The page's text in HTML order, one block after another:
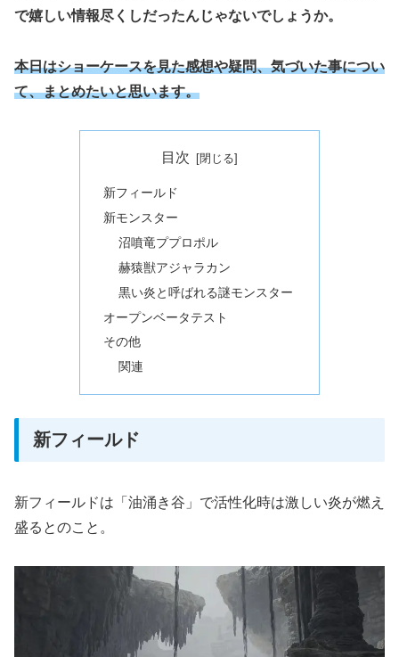
で嬉しい情報尽くしだったんじゃないでしょうか。
本日はショーケースを見た感想や疑問、気づいた事につい
て、まとめたいと思います。
目次
新フィールド
新モンスター
沼噴竜ププロポル
赫猿獣アジャラカン
黒い炎と呼ばれる謎モンスター
オープンベータテスト
その他
関連
新フィールド
新フィールドは「油涌き谷」で活性化時は激しい炎が燃え
盛るとのこと。